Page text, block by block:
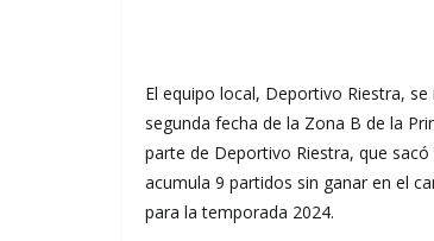
El equipo local, Deportivo Riestra,
segunda fecha de la Zona B de la
parte de Deportivo Riestra, que
acumula 9 partidos sin ganar en el
para la temporada 2024.